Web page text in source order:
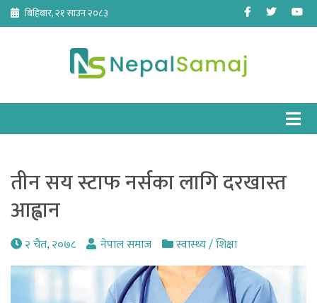
Skip
content
बिहिबार, २१ साउन २०८३ Facebook
Twitter
तीन सय स्टाफ नर्सका लागि दरखास्त
आह्वान
२ चैत, २०७८ नेपाल समाज स्वास्थ्य / शिक्षा